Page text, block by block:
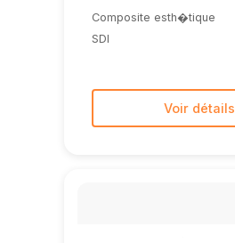
Composite esth�tique
SDI
Voir détails